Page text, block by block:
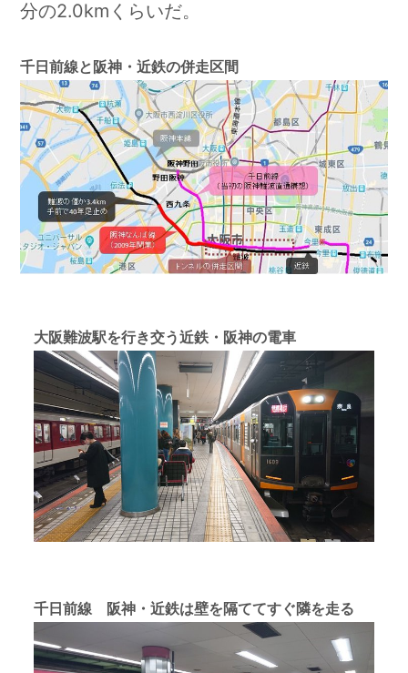
分の2.0kmくらいだ。
千日前線と阪神・近鉄の併走区間
大阪難波駅を行き交う近鉄・阪神の電車
千日前線 阪神・近鉄は壁を隔ててすぐ隣を走る